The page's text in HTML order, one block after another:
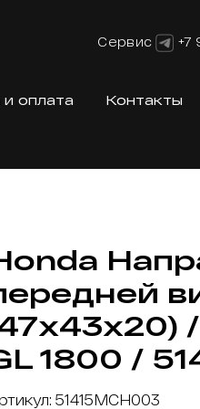
Сервис +7
оплата Контакты
1800 /
51415MCH003